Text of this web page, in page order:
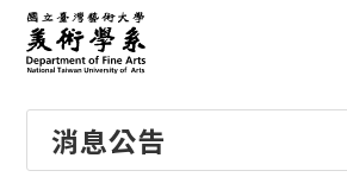
消息公告